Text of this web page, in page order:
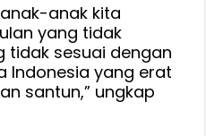
anak kita
yang tidak
tidak sesuai dengan
Indonesia yang erat
santun,” ungkap